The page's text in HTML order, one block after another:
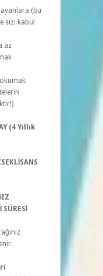
(bu
sizi kabul
az
(4 Yıllık